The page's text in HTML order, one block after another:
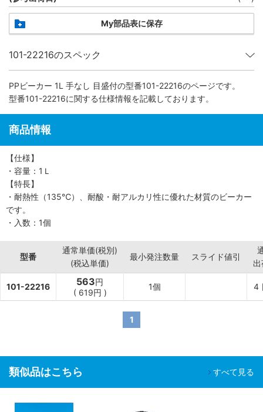
My部品表に保存
101-22216のスペック
PPビーカー 1L 手なし 目盛付の型番101-22216のページです。
型番101-22216に関する仕様情報を記載しております。
商品情報
【仕様】
・容量：1Ｌ
【特長】
・耐熱性（135℃）、耐酸・耐アルカリ性に優れた材質のビーカー
です。
・入数：1個
型番
通常単価(税別)
(税込単価)
最小発注数量 スライド値引
101-22216 563円
( 619円 )
1個 4
1
類似品はこちら すべて見る